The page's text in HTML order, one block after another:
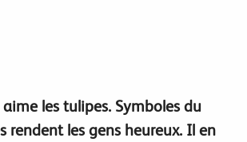
les tulipes. Symboles du
rendent les gens heureux. Il en